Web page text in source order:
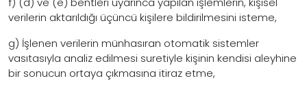
verilerin aktarıldığı üçüncü kişilere bildirilmesini isteme,
g) İşlenen verilerin münhasıran otomatik sistemler
vasıtasıyla analiz edilmesi suretiyle kişinin kendisi aleyhine
bir sonucun ortaya çıkmasına itiraz etme,